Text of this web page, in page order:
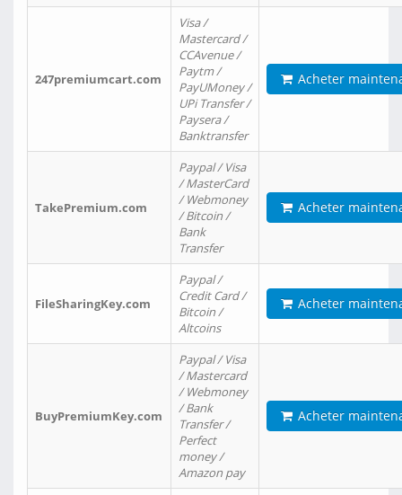
247premiumcart.com
Visa /
Mastercard /
CCAvenue /
Paytm /
PayUMoney /
UPi Transfer /
Paysera /
Banktransfer
Acheter
TakePremium.com
Paypal / Visa
/ MasterCard
/ Webmoney
/ Bitcoin /
Bank
Transfer
Acheter
FileSharingKey.com
Paypal /
Credit Card /
Bitcoin /
Altcoins
Acheter
BuyPremiumKey.com
Paypal / Visa
/ Mastercard
/ Webmoney
/ Bank
Transfer /
Perfect
money /
Amazon pay
Acheter